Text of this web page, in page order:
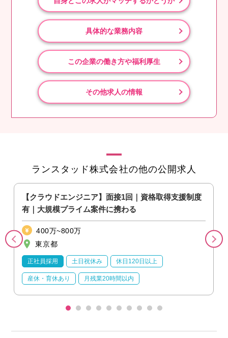
具体的な業務内容
この企業の働き方や福利厚生
その他求人の情報
ランスタッド株式会社の他の公開求人
【クラウドエンジニア】面接1回｜資格取得支援制度
有｜大規模プライム案件に携わる
400万~800万
東京都
正社員採用 土日祝休み 休日120日以上
産休・育休あり 月残業20時間以内